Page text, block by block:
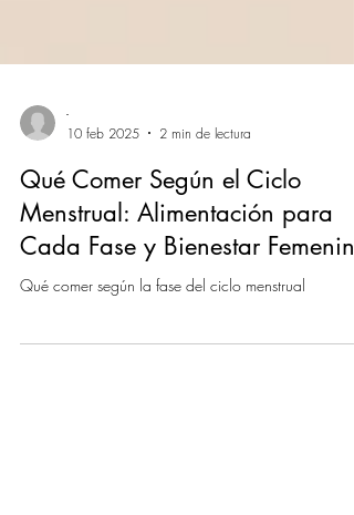
10 feb 2025
2 min de lectura
Qué Comer Según el Ciclo
Menstrual: Alimentación para
Cada Fase y Bienestar Femenino